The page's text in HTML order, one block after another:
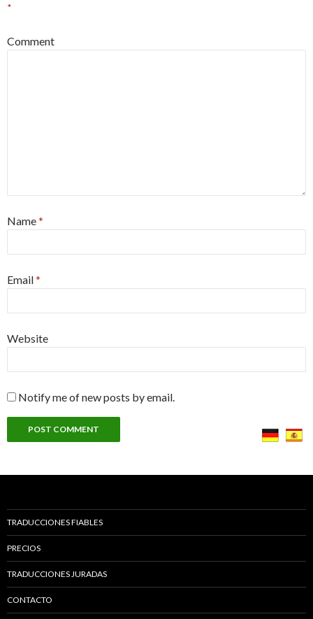
*
Comment
Name*
Email*
Website
Notify me of new posts by email.
TRADUCCIONES FIABLES
PRECIOS
TRADUCCIONES JURADAS
CONTACTO